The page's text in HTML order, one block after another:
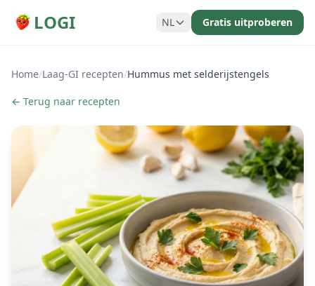
LOGI NL Gratis uitproberen
Home/Laag-GI recepten/Hummus met selderijstengels
← Terug naar recepten